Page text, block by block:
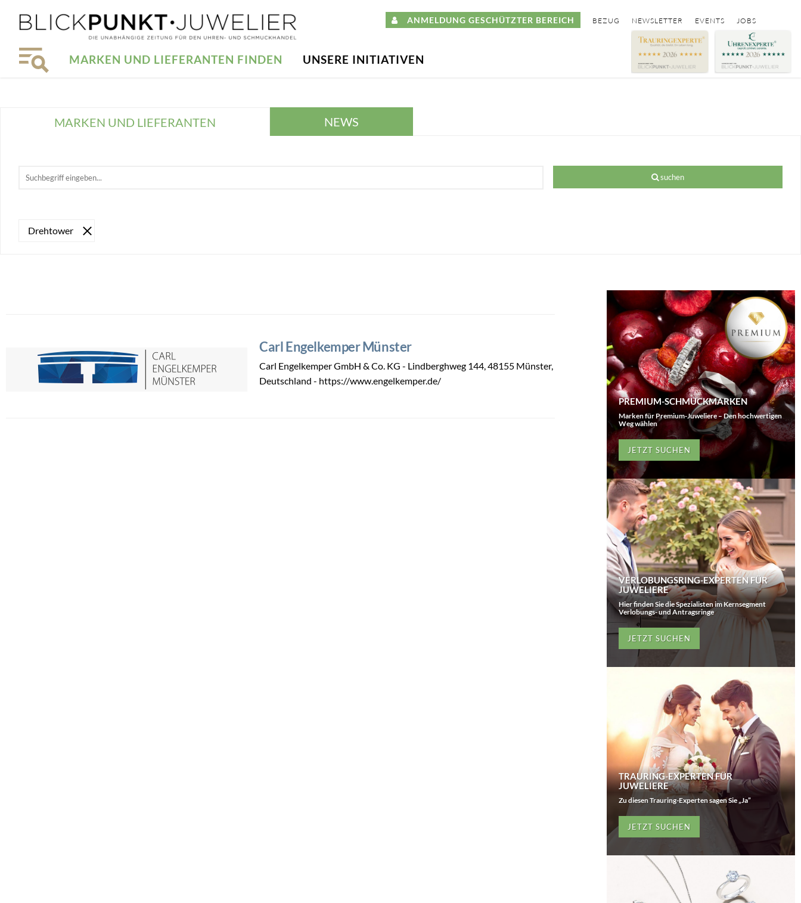
ANMELDUNG GESCHÜTZTER BEREICH BEZUG NEWSLETTER EVENTS JOBS
MARKEN UND LIEFERANTEN FINDEN UNSERE INITIATIVEN
MARKEN UND LIEFERANTEN NEWS
suchen
Drehtower
Carl Engelkemper Münster
Carl Engelkemper GmbH & Co. KG - Lindberghweg 144, 48155 Münster,
Deutschland - https://www.engelkemper.de/
PREMIUM-SCHMUCKMARKEN
Marken für Premium-Juweliere – Den hochwertigen
Weg wählen
JETZT SUCHEN
VERLOBUNGSRING-EXPERTEN FÜR
JUWELIERE
Hier finden Sie die Spezialisten im Kernsegment
Verlobungs- und Antragsringe
JETZT SUCHEN
TRAURING-EXPERTEN FÜR
JUWELIERE
Zu diesen Trauring-Experten sagen Sie „Ja”
JETZT SUCHEN